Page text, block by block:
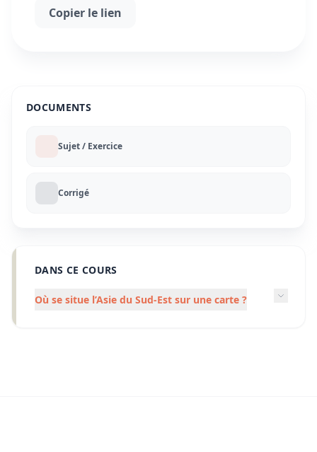
DOCUMENTS
Sujet / Exercice
Corrigé
DANS CE COURS
Où se situe l’Asie du Sud-Est sur une carte ?
Copier le lien